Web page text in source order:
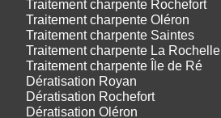
Traitement charpente Rochefort
Traitement charpente Oléron
Traitement charpente Saintes
Traitement charpente La Rochelle
Traitement charpente Île de Ré
Dératisation Royan
Dératisation Rochefort
Dératisation Oléron